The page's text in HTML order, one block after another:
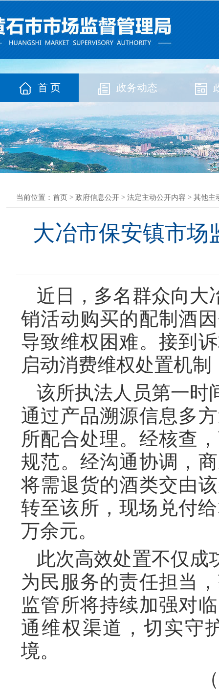
首 页 政务动态
当前位置： 首页 > 政府信息公开 > 法定主动公开内容 > 其他主
大冶市保安镇市场
近日，多名群众向大
销活动购买的配制酒
导致维权困难。接到
启动消费维权处置机
该所执法人员第一时
通过产品溯源信息多
所配合处理。经核查
规范。经沟通协调，
将需退货的酒类交由
转至该所，现场兑付
万余元。
此次高效处置不仅成
为民服务的责任担当
监管所将持续加强对
通维权渠道，切实守
境。